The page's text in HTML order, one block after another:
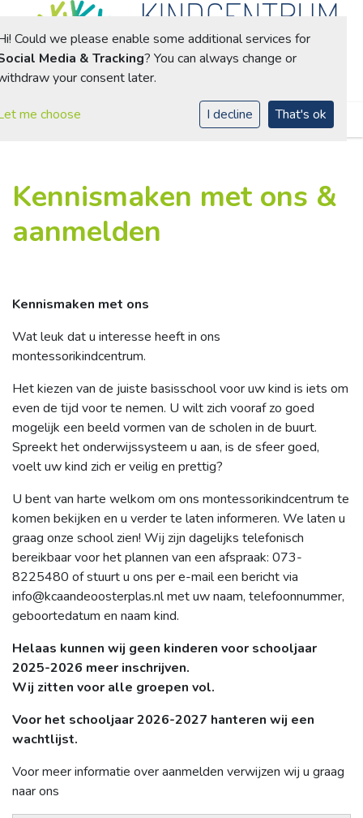
Toggle navigation
Kennismaken met ons &
aanmelden
Kennismaken met ons
Wat leuk dat u interesse heeft in ons
montessorikindcentrum.
Het kiezen van de juiste basisschool voor uw kind is iets om
even de tijd voor te nemen. U wilt zich vooraf zo goed
mogelijk een beeld vormen van de scholen in de buurt.
Spreekt het onderwijssysteem u aan, is de sfeer goed,
voelt uw kind zich er veilig en prettig?
U bent van harte welkom om ons montessorikindcentrum te
komen bekijken en u verder te laten informeren. We laten u
graag onze school zien! Wij zijn dagelijks telefonisch
bereikbaar voor het plannen van een afspraak: 073-
8225480 of stuurt u ons per e-mail een bericht via
info@kcaandeoosterplas.nl met uw naam, telefoonnummer,
geboortedatum en naam kind.
Helaas kunnen wij geen kinderen voor schooljaar
2025-2026 meer inschrijven.
Wij zitten voor alle groepen vol.
Voor het schooljaar 2026-2027 hanteren wij een
wachtlijst.
Voor meer informatie over aanmelden verwijzen wij u graag
naar ons
Could we please enable some additional services for
Media & Tracking? You can always change or
your consent later.
me choose I decline That's ok